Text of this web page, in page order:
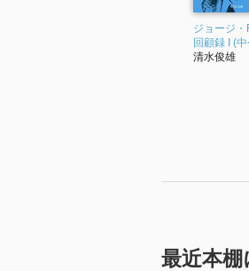
ジョージ・
回顧録 I (
清水俊雄
最近本棚